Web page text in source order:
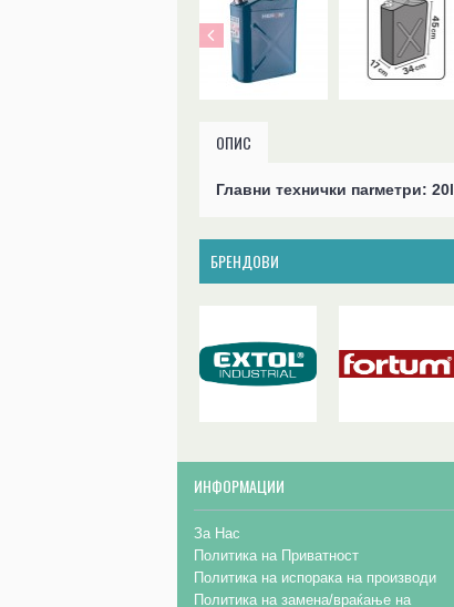
ОПИС
Главни технички паrметри:
БРЕНДОВИ
ИНФОРМАЦИИ
За Нас
Политика на Приватност
Политика на испорака на производи
Политика на замена/враќање на